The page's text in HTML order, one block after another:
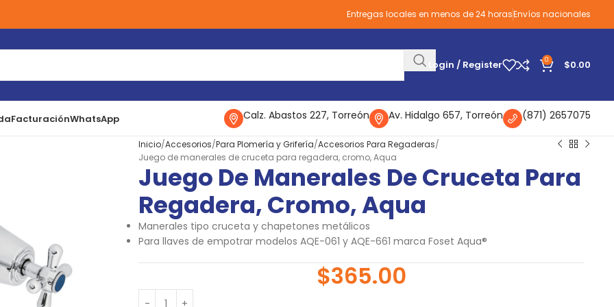
Entregas locales en menos de 24 horasEnvíos nacionales
Login / Register 0 $0.00
FacturaciónWhatsApp Calz. Abastos 227, Torreón Av. Hidalgo 657, Torreón (871) 2657075
Inicio Accesorios Para Plomería y Grifería Accesorios Para Regaderas
Juego de manerales de cruceta para regadera, cromo, Aqua
Juego De Manerales De Cruceta Para
Regadera, Cromo, Aqua
Manerales tipo cruceta y chapetones metálicos
Para llaves de empotrar modelos AQE-061 y AQE-661 marca Foset Aqua®
$365.00